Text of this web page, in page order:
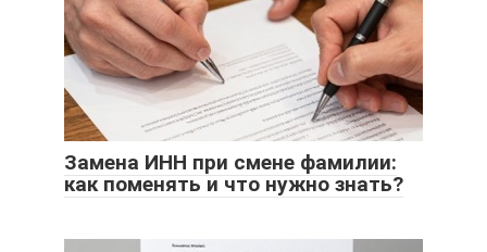
Замена ИНН при смене фамилии:
как поменять и что нужно знать?